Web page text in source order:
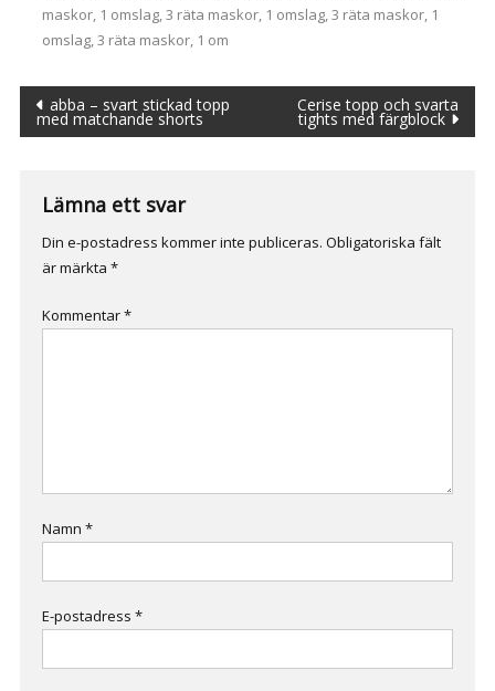
maskor, 1 omslag, 3 räta maskor, 1 omslag, 3 räta maskor, 1
omslag, 3 räta maskor, 1 om
Inläggsnavigering
abba – svart stickad topp
med matchande shorts
Cerise topp och svarta
tights med färgblock
Lämna ett svar
Din e-postadress kommer inte publiceras. Obligatoriska fält
är märkta *
Kommentar*
Namn *
E-postadress *